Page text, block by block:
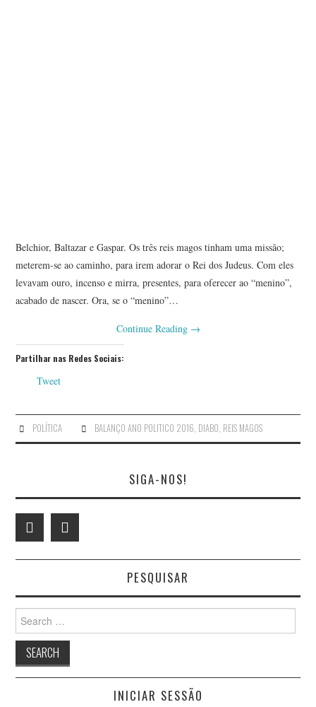
ARTUR OSÓRIO ARAÚJO
BRUNO COSTA CARVALHO
CYNTHIA VALENTE
ELVIRA CARÇÃO-DE-
GÁLIO
FRANCISCO CLAUDINO
FRANCISCO LEITE
CASTRO
HÉLDER SANTOS
HUGO DIAS
Belchior, Baltazar e Gaspar. Os três reis magos tinham uma missão;
meterem-se ao caminho, para irem adorar o Rei dos Judeus. Com eles
levavam ouro, incenso e mirra, presentes, para oferecer ao “menino”,
acabado de nascer. Ora, se o “menino”…
Continue Reading →
Partilhar nas Redes Sociais:
Tweet
POLÍTICA BALANÇO ANO POLITICO 2016, DIABO, REIS MAGOS
SIGA-NOS!
PESQUISAR
Search
for:
INICIAR SESSÃO